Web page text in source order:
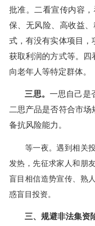
批准。二看宣传内容
保、无风险、高收益
式，有没有实体项目，
获取利润的方式等。四
向老年人等特定群体。
三思。 一思自己是
二思产品是否符合市场
备抗风险能力。
等一夜。遇到相关投
发热，先征求家人和朋
盲目相信造势宣传、熟
惑盲目投资。
三、规避非法集资